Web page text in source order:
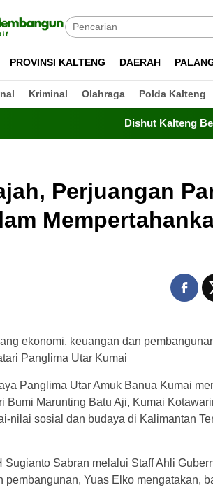
PROVINSI KALTENG DAERAH
Kriminal Olahraga Polda Kalteng
Dishut Kalteng Bersama Tim
Perjuangan
ekonomi, keuangan dan
Panglima Utar Kumai
Panglima Utar Amuk Banua Kumai
Bumi Marunting Batu Aji, Kumai
nilai sosial dan budaya di Kalimantan
Sugianto Sabran melalui Staff Ahli
pembangunan, Yuas Elko mengatakan,